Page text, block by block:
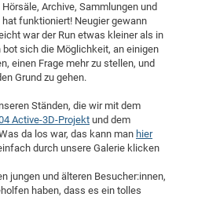
Archive, Sammlungen und
funktioniert! Neugier gewann
war der Run etwas kleiner als in
bot sich die Möglichkeit, an einigen
einen Frage mehr zu stellen, und
Grund zu gehen.
Ständen, die wir mit dem
Active-3D-Projekt und dem
da los war, das kann man hier
durch unsere Galerie klicken
jungen und älteren Besucher:innen,
haben, dass es ein tolles